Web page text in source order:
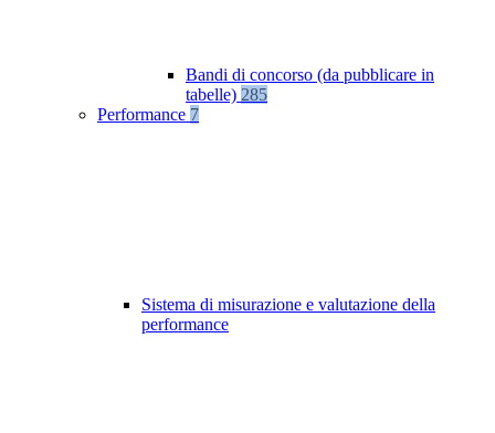
Bandi di concorso (da pubblicare in
tabelle) 285
Performance 7
Sistema di misurazione e valutazione della
performance